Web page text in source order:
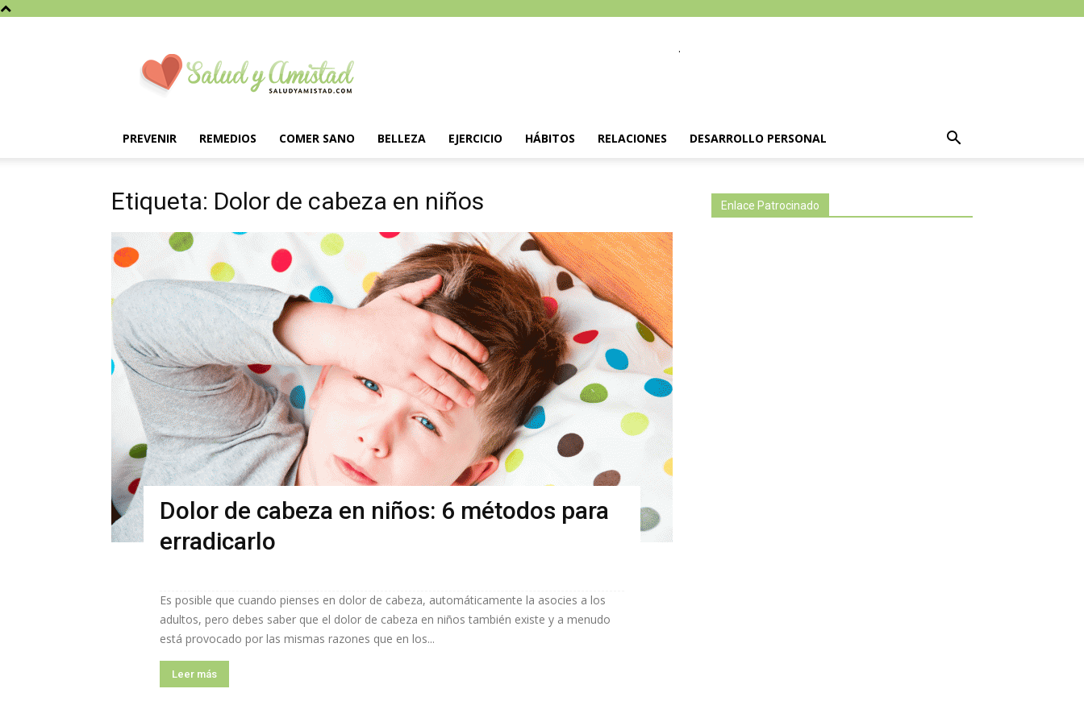
.
PREVENIR REMEDIOS COMER SANO BELLEZA EJERCICIO HÁBITOS RELACIONES DESARROLLO PERSONAL
Etiqueta: Dolor de cabeza en niños
Dolor de cabeza en niños: 6 métodos para
erradicarlo
Es posible que cuando pienses en dolor de cabeza, automáticamente la asocies a los
adultos, pero debes saber que el dolor de cabeza en niños también existe y a menudo
está provocado por las mismas razones que en los...
Leer más
Enlace Patrocinado